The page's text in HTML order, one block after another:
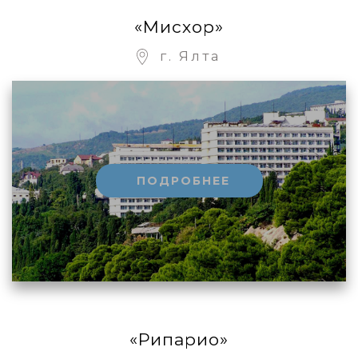
«Мисхор»
г. Ялта
ПОДРОБНЕЕ
«Рипарио»